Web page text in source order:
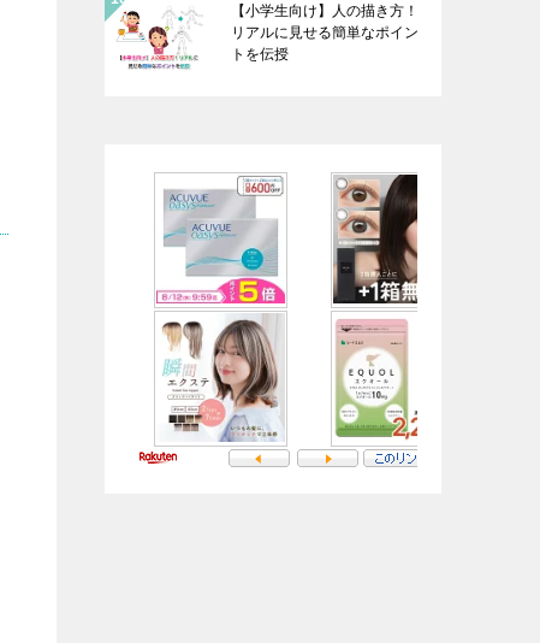
【小学生向け】人の描き方！
リアルに見せる簡単なポイン
トを伝授